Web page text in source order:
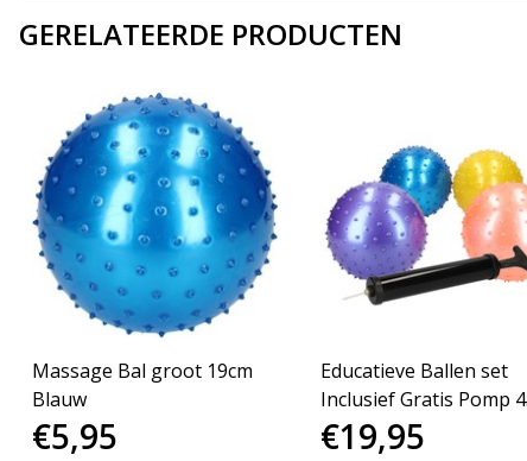
GERELATEERDE PRODUCTEN
Massage Bal groot 19cm
Blauw
€5,95
Educatieve Ballen set
Inclusief Gratis Pomp 4
Stuks
€19,95